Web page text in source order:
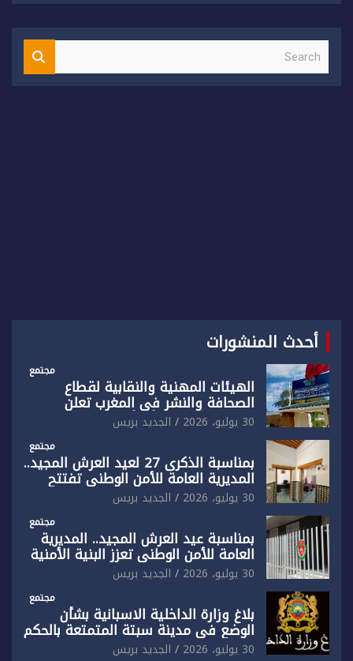
S
a
أحدث المنشورات
مجتمع
الهيئات المهنية والنقابية لقطاع
الصحافة والنشر في المغرب تعلن
رفضها القاطع لـ”أي أجندة انتخابية
مُعدة على مقاس سياسي ومصلحي
ضيق”
30 يوليو، 2026 الجديد بريس
مجتمع
بمناسبة الذكرى 27 لعيد العرش المجيد..
المديرية العامة للأمن الوطني تفتتح
المقر الجديد لفرقة الشرطة السياحية
بفاس
30 يوليو، 2026 الجديد بريس
مجتمع
بمناسبة عيد العرش المجيد.. المديرية
العامة للأمن الوطني تعزز البنية الأمنية
بالناظور بإحداث فرقتين جديدتين
30 يوليو، 2026 الجديد بريس
مجتمع
بلاغ وزارة الداخلية الاسبانية بشأن
الوضع في مدينة سبتة المتمتعة بالحكم
الذاتي
30 يوليو، 2026 الجديد بريس